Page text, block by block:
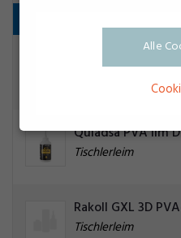
Quiadsa PVA lim
Tischlerleim
Rakoll GXL 3D
Tischlerleim
Alle